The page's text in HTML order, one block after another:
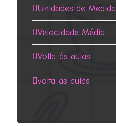
Unidades de Medida
Velocidade Média
Volta às aulas
volta as aulas